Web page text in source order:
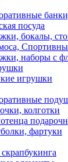
посуда
бокалы,
наборы с
игрушки
колготки
фартуки